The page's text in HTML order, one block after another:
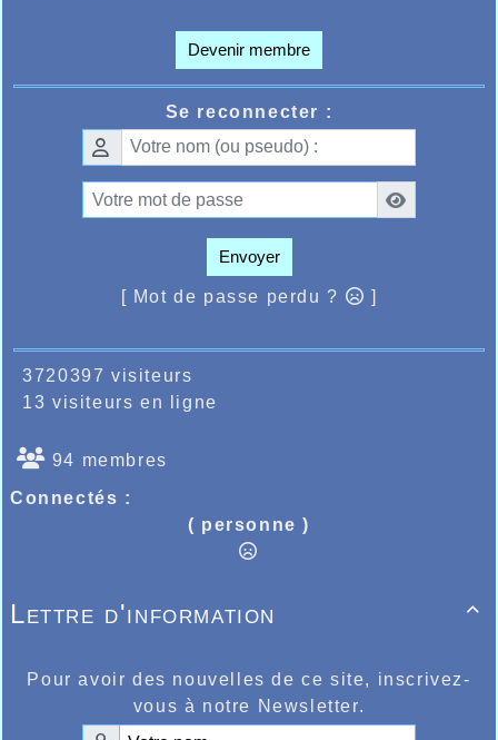
personnel et du club indoor performance de
nationale 3 et record de province Belge, qui
laisse supposer de belles performances dans
un premier temps pour les mois à venir mais
surtout pour une saison estivale qui devrait la
faire monter encore d’un cran.
Cette jeune athlète de nationalité Belge mais
qui semble bien se plaire dans le club
Halluinois nous apportera sans aucun doute
encore de belles satisfactions dans les
Devenir membre
Se reconnecter :
Envoyer
[ Mot de passe perdu ? ]
3720397 visiteurs
13 visiteurs en ligne
94 membres
Connectés :
( personne )

Lettre d'information
Pour avoir des nouvelles de ce site, inscrivez-
vous à notre Newsletter.